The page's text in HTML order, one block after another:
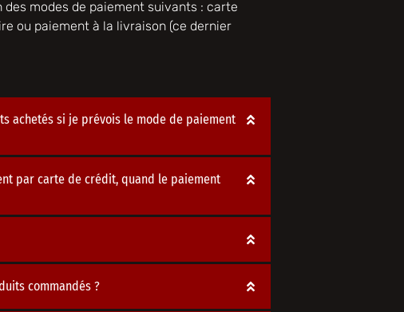
des modes de paiement suivants : carte
ou paiement à la livraison (ce dernier
achetés si je prévois le mode de paiement
par carte de crédit, quand le paiement
commandés ?